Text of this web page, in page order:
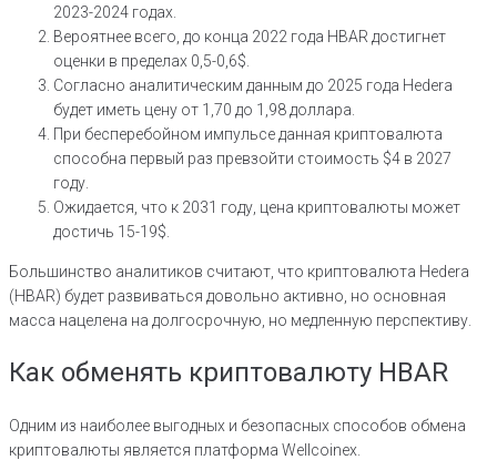
2023-2024 годах.
Вероятнее всего, до конца 2022 года HBAR достигнет
оценки в пределах 0,5-0,6$.
Согласно аналитическим данным до 2025 года Hedera
будет иметь цену от 1,70 до 1,98 доллара.
При бесперебойном импульсе данная криптовалюта
способна первый раз превзойти стоимость $4 в 2027
году.
Ожидается, что к 2031 году, цена криптовалюты может
достичь 15-19$.
Большинство аналитиков считают, что криптовалюта Hedera
(HBAR) будет развиваться довольно активно, но основная
масса нацелена на долгосрочную, но медленную перспективу.
Как обменять криптовалюту HBAR
Одним из наиболее выгодных и безопасных способов обмена
криптовалюты является платформа Wellcoinex.